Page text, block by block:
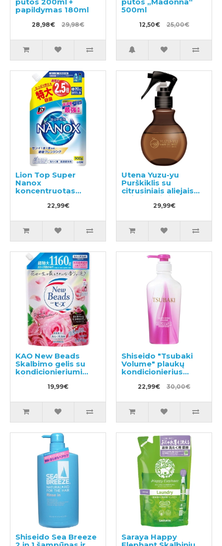
papildymas 180ml
28,98€ 29,98€
500ml
12,50€ 25,00€
Lion Top Super
Nanox
koncentruotas
skalbimo gelis,
užpildas 900g
22,99€
Utena Yuzu-yu
Purškiklis su
citrusiniais aliejais
drėkinantis ir
maitinantis plaukus
29,99€
KAO New Beads
Skalbimo gelis su
kondicionieriumi
užpildas 1160g
19,99€
Shiseido "Tsubaki
Volume" plaukų
kondicionierius
22,99€ 30,00€
Shiseido Sea Breeze
Saraya Happy